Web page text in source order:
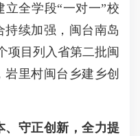
立全学段“一对一”校
持续加强，闽台南岛
项目列入省第二批闽
里村闽台乡建乡创
、守正创新，全力提